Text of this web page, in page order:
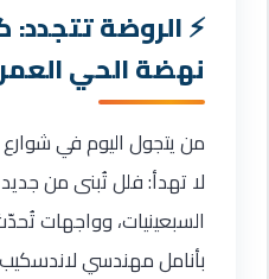
الروضة
نهضة الحي
من يتجول اليوم في
لا تهدأ: فلل تُبنى من
السبعينيات، وواجهات
بأنامل مهندسي